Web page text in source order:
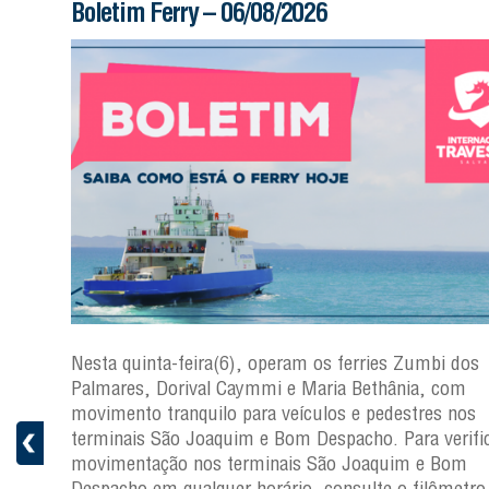
Boletim Ferry – 06/08/2026
Nesta quinta-feira(6), operam os ferries Zumbi dos
Palmares, Dorival Caymmi e Maria Bethânia, com
movimento tranquilo para veículos e pedestres nos
terminais São Joaquim e Bom Despacho. Para
movimentação nos terminais São Joaquim e Bom